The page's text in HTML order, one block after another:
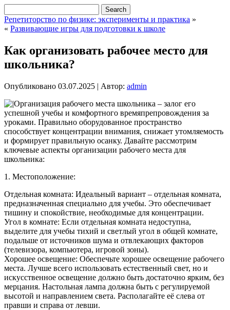
Репетиторство по физике: эксперименты и практика »
« Развивающие игры для подготовки к школе
Как организовать рабочее место для
школьника?
Опубликовано 03.07.2025 | Автор: admin
Организация рабочего места школьника – залог его
успешной учебы и комфортного времяпрепровождения за
уроками. Правильно оборудованное пространство
способствует концентрации внимания, снижает утомляемость
и формирует правильную осанку. Давайте рассмотрим
ключевые аспекты организации рабочего места для
школьника:
1. Местоположение:
Отдельная комната: Идеальный вариант – отдельная комната,
предназначенная специально для учебы. Это обеспечивает
тишину и спокойствие, необходимые для концентрации.
Угол в комнате: Если отдельная комната недоступна,
выделите для учебы тихий и светлый угол в общей комнате,
подальше от источников шума и отвлекающих факторов
(телевизора, компьютера, игровой зоны).
Хорошее освещение: Обеспечьте хорошее освещение рабочего
места. Лучше всего использовать естественный свет, но и
искусственное освещение должно быть достаточно ярким, без
мерцания. Настольная лампа должна быть с регулируемой
высотой и направлением света. Располагайте её слева от
правши и справа от левши.